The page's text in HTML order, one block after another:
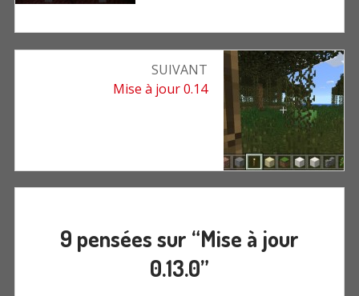
SUIVANT
Article
Mise à jour 0.14
9 pensées sur “Mise à jour
0.13.0”